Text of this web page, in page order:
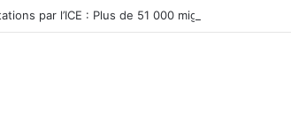
par l’ICE : Plus de 51 000 migrants